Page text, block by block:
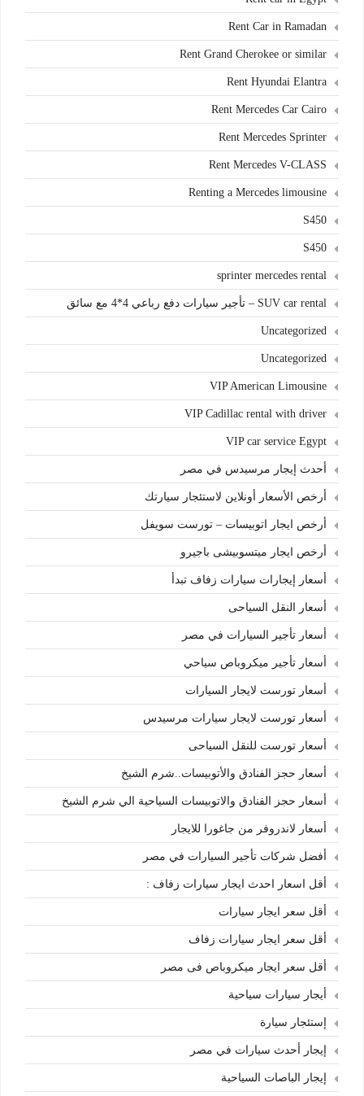
Rent Car in Ramadan
Rent Grand Cherokee or similar
Rent Hyundai Elantra
Rent Mercedes Car Cairo
Rent Mercedes Sprinter
Rent Mercedes V-CLASS
Renting a Mercedes limousine
S450
S450
sprinter mercedes rental
SUV car rental – تأجير سيارات دفع رباعي 4*4 مع سائق
Uncategorized
Uncategorized
VIP American Limousine
VIP Cadillac rental with driver
VIP car service Egypt
أحدث إيجار مرسيدس في مصر
أرخص الأسعار أونلاين لاستئجار سيارتك
أرخص ايجار اتوبيسات – تورست سويفل
أرخص ايجار ميتسوبيشى باجيرو
أسعار إيجارات سيارات زفاف تبدأ
أسعار النقل السياحى
أسعار تأجير السيارات في مصر
أسعار تأجير ميكروباص سياحي
أسعار تورست لايجار السيارات
أسعار تورست لايجار سيارات مرسيدس
أسعار تورست للنقل السياحى
أسعار حجز الفنادق والأتوبيسات..شرم الشيخ
أسعار حجز الفنادق والاتوبيسات السياحية الي شرم الشيخ
أسعار لاندروفر من جاغورا للايجار
أفضل شركات تأجير السيارات في مصر
أقل اسعار احدث ايجار سيارات زفاف :
أقل سعر ايجار سيارات
أقل سعر ايجار سيارات زفاف
أقل سعر ايجار ميكروباص فى مصر
أيجار سيارات سياحية
إستئجار سيارة
إيجار أحدث سيارات في مصر
إيجار الباصات السياحية